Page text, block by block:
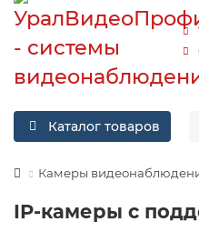
Каталог товаров
Камеры
IP-камеры с